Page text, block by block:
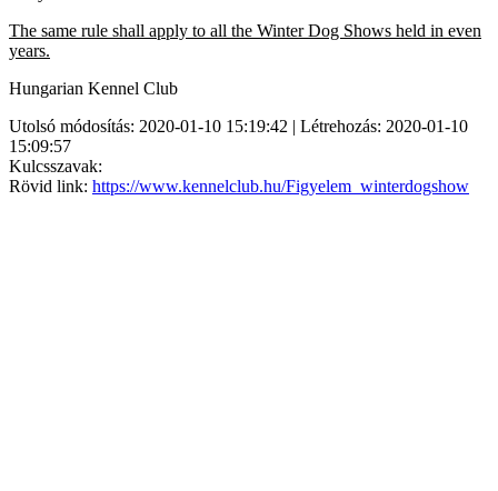
The same rule shall apply to all the Winter Dog Shows held in even
years.
Hungarian Kennel Club
Utolsó módosítás: 2020-01-10 15:19:42 | Létrehozás: 2020-01-10
15:09:57
Kulcsszavak:
Rövid link: https://www.kennelclub.hu/Figyelem_winterdogshow